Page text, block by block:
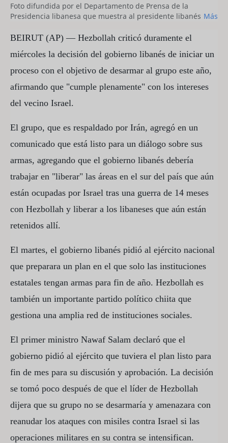
Foto difundida por el Departamento de Prensa de la
Presidencia libanesa que muestra al presidente libanés
Salam (der) en el palacio presidencial de Baabda, al este
de Prensa de la Presidencia libanesa via AP)
Más
BEIRUT (AP) — Hezbollah criticó duramente el
miércoles la decisión del gobierno libanés de iniciar un
proceso con el objetivo de desarmar al grupo este año,
afirmando que "cumple plenamente" con los intereses
del vecino Israel.
El grupo, que es respaldado por Irán, agregó en un
comunicado que está listo para un diálogo sobre sus
armas, agregando que el gobierno libanés debería
trabajar en "liberar" las áreas en el sur del país que aún
están ocupadas por Israel tras una guerra de 14 meses
con Hezbollah y liberar a los libaneses que aún están
retenidos allí.
El martes, el gobierno libanés pidió al ejército nacional
que preparara un plan en el que solo las instituciones
estatales tengan armas para fin de año. Hezbollah es
también un importante partido político chiita que
gestiona una amplia red de instituciones sociales.
El primer ministro Nawaf Salam declaró que el
gobierno pidió al ejército que tuviera el plan listo para
fin de mes para su discusión y aprobación. La decisión
se tomó poco después de que el líder de Hezbollah
dijera que su grupo no se desarmaría y amenazara con
reanudar los ataques con misiles contra Israel si las
operaciones militares en su contra se intensifican.